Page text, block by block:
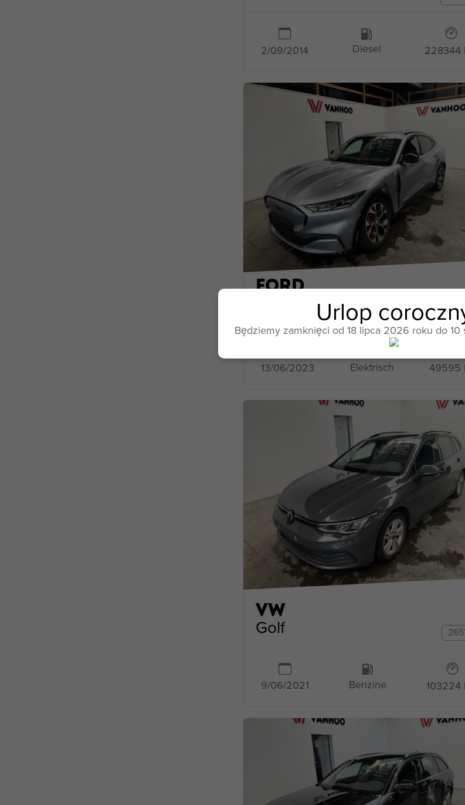
2/09/2014 Diesel 228344
FORD
13/06/2023 Elektrisch 49595
VW
Golf
9/06/2021 Benzine 103224
Urlop
Będziemy zamknięci od 18 lipca 2026 roku do